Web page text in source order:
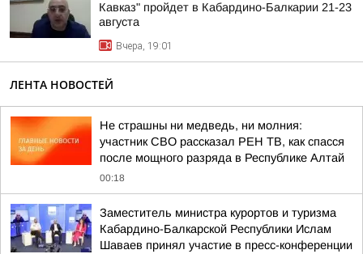
Кавказ" пройдет в Кабардино-Балкарии 21-23
августа
Вчера, 19:01
ЛЕНТА НОВОСТЕЙ
Не страшны ни медведь, ни молния:
участник СВО рассказал РЕН ТВ, как спасся
после мощного разряда в Республике Алтай
00:18
Заместитель министра курортов и туризма
Кабардино-Балкарской Республики Ислам
Шаваев принял участие в пресс-конференции